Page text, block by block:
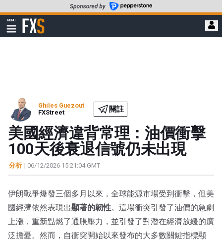
至
要
MENU
顯
示
FXStreet
Ghiles Guezout
FXStreet
關註
美國經濟違背常理：油價衝擊
100天後衰退信號仍未出現
分析 | 06/12/2026 15:21:04 GMT
伊朗戰爭爆發三個多月以來，全球能源市場受到衝擊，但美
國經濟依然表現出顯著的韌性。這場衝突引發了油價的急劇
上漲，重新點燃了通脹壓力，並引發了對潛在經濟放緩的廣
泛擔憂。然而，自衝突開始以來發布的大多數關鍵指標顯